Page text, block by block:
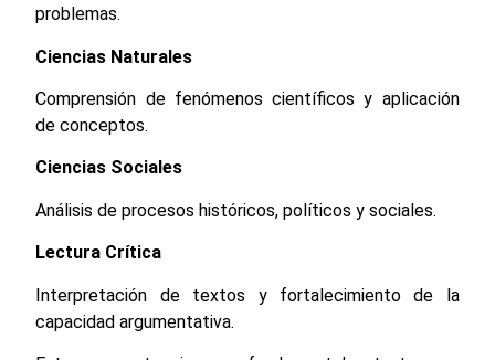
problemas.
Ciencias Naturales
Comprensión de fenómenos científicos y aplicación
de conceptos.
Ciencias Sociales
Análisis de procesos históricos, políticos y sociales.
Lectura Crítica
Interpretación de textos y fortalecimiento de la
capacidad argumentativa.